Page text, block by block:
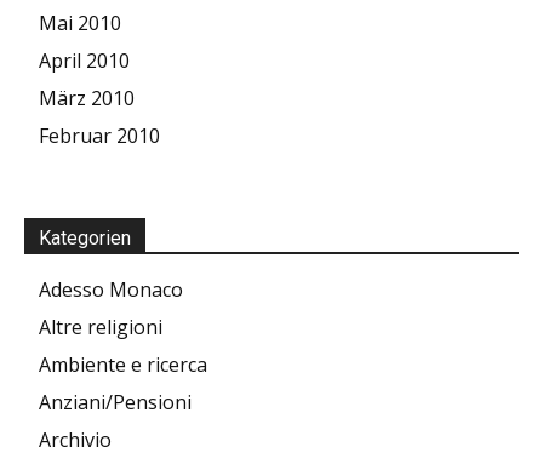
Mai 2010
April 2010
März 2010
Februar 2010
Kategorien
Adesso Monaco
Altre religioni
Ambiente e ricerca
Anziani/Pensioni
Archivio